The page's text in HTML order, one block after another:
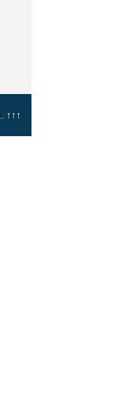
↑↑↑